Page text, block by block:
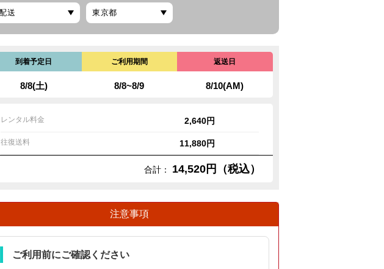
到着予定日
8/8(土)
ご利用期間
8/8~8/9
返送日
8/10(AM)
レンタル料金 2,640円
往復送料 11,880円
合計： 14,520円（税込）
注意事項
ご利用前にご確認ください